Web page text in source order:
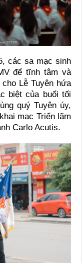
các sa mạc sinh
để tĩnh tâm và
Lễ Tuyên hứa
biệt của buổi tối
quý Tuyên úy,
mạc Triển lãm
Carlo Acutis.